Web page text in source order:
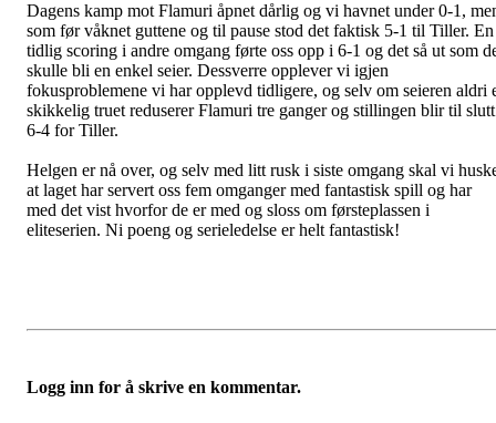
Dagens kamp mot Flamuri åpnet dårlig og vi havnet under 0-1,
som før våknet guttene og til pause stod det faktisk 5-1 til Tiller. En
tidlig scoring i andre omgang førte oss opp i 6-1 og det så ut som
skulle bli en enkel seier. Dessverre opplever vi igjen
fokusproblemene vi har opplevd tidligere, og selv om seieren aldri
skikkelig truet reduserer Flamuri tre ganger og stillingen blir til slutt
6-4 for Tiller.
Helgen er nå over, og selv med litt rusk i siste omgang skal vi
at laget har servert oss fem omganger med fantastisk spill og har
med det vist hvorfor de er med og sloss om førsteplassen i
eliteserien. Ni poeng og serieledelse er helt fantastisk!
Logg inn for å skrive en kommentar.